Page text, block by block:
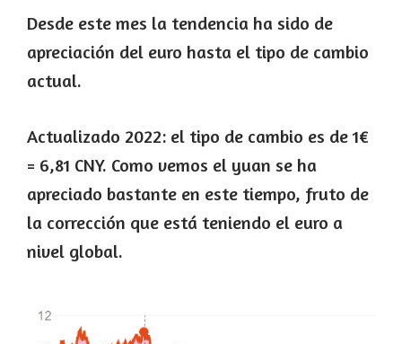
Desde este mes la tendencia ha sido de
apreciación del euro hasta el tipo de cambio
actual.
Actualizado 2022: el tipo de cambio es de 1€
= 6,81 CNY. Como vemos el yuan se ha
apreciado bastante en este tiempo, fruto de
la corrección que está teniendo el euro a
nivel global.